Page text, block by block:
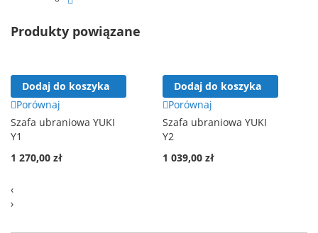
Produkty powiązane
Dodaj do koszyka
Porównaj
Szafa ubraniowa YUKI
Y1
1 270,00 zł
Dodaj do koszyka
Porównaj
Szafa ubraniowa YUKI
Y2
1 039,00 zł
‹
›